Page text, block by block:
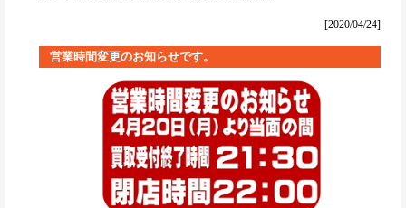
[2020/04/24]
営業時間変更のお知らせです。